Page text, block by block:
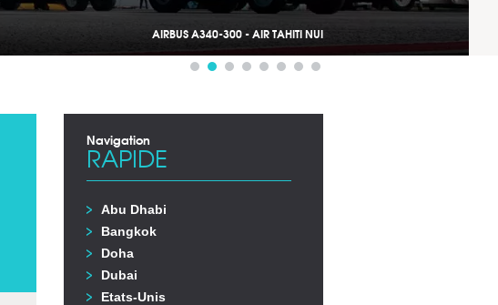
AIRBUS A340-300 - AIR TAHITI NUI
Navigation
RAPIDE
Abu Dhabi
Bangkok
Doha
Dubai
Etats-Unis